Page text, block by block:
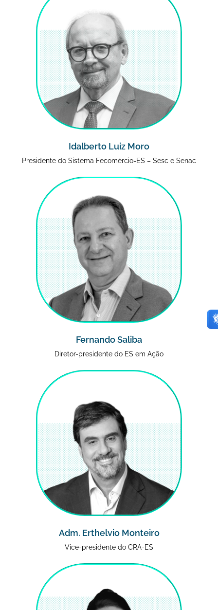
Idalberto Luiz Moro
Presidente do Sistema Fecomércio-ES – Sesc e Senac
Fernando Saliba
Diretor-presidente do ES em Ação
Adm. Erthelvio Monteiro
Vice-presidente do CRA-ES